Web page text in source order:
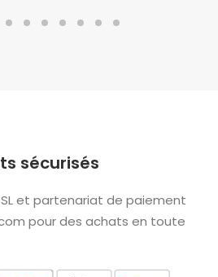
sécurisés
et partenariat de paiement
pour des achats en toute